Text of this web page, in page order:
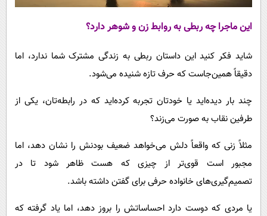
این ماجرا چه ربطی به روابط زن و شوهر دارد؟
شاید فکر کنید این داستان ربطی به زندگی مشترک شما ندارد، اما
دقیقاً همین‌جاست که حرف تازه شنیده می‌شود.
چند بار دیده‌اید یا خودتان تجربه کرده‌اید که در رابطه‌تان، یکی از
طرفین نقاب به صورت می‌زند؟
مثلاً زنی که واقعاً دلش می‌خواهد ضعیف بودنش را نشان دهد، اما
مجبور است قوی‌تر از چیزی که هست ظاهر شود تا در
تصمیم‌گیری‌های خانواده حرفی برای گفتن داشته باشد.
یا مردی که دوست دارد احساساتش را بروز دهد، اما یاد گرفته که